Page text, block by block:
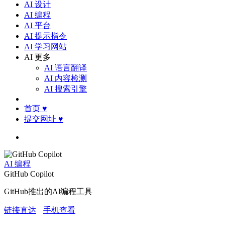
AI 设计
AI 编程
AI 平台
AI 提示指令
AI 学习网站
AI 更多
AI 语言翻译
AI 内容检测
AI 搜索引擎
首页 ♥
提交网址 ♥
AI 编程
GitHub Copilot
GitHub推出的Al编程工具
链接直达 手机查看